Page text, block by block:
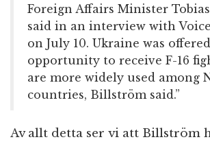
Foreign Affairs Minister
said in an interview with
on July 10. Ukraine was
opportunity to receive F-16
are more widely used among
countries, Billström said.”
Av allt detta ser vi att Billström